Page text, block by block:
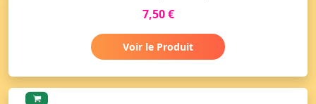
7,50 €
Voir le Produit